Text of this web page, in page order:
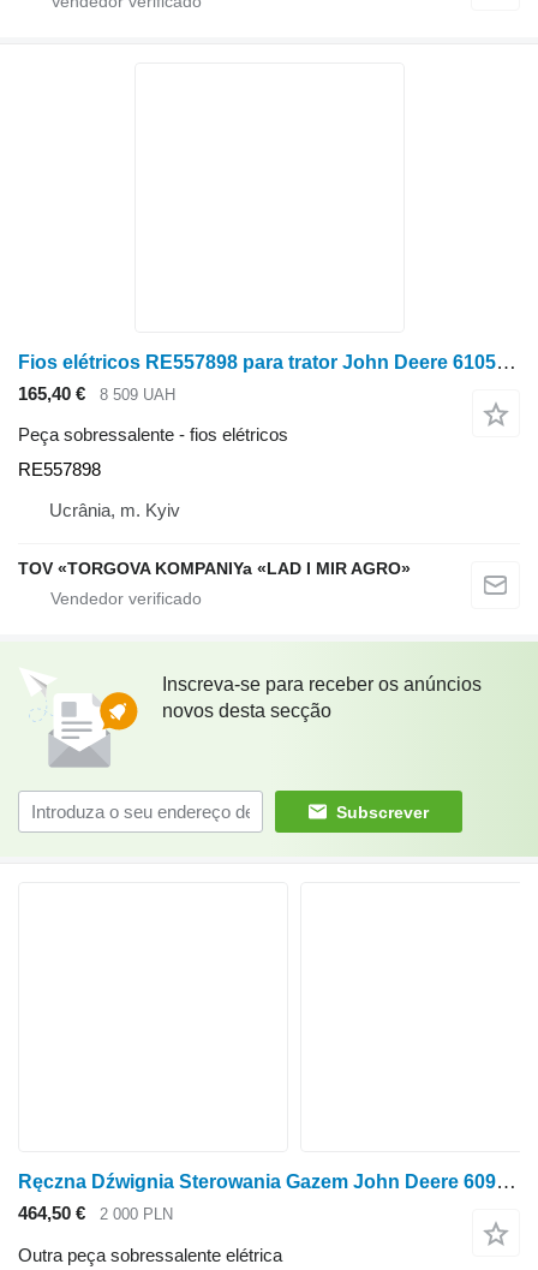
Fios elétricos RE557898 para trator John Deere 6105R, 6110R, 6115R, 6120R, 6125R, 6130R, 6110M, 6120M, 6130M, 6145M
165,40 € 8 509 UAH
Peça sobressalente - fios elétricos
RE557898
Ucrânia, m. Kyiv
TOV «TORGOVA KOMPANIYa «LAD I MIR AGRO»
Inscreva-se para receber os anúncios
novos desta secção
Subscrever
Ręczna Dźwignia Sterowania Gazem John Deere 6090M 6100M 6120M 6130M 6020 6920 6930 Alavanca de Controle Manual AL159618 para trator de rodas John Deere 6090M 6100M 6120M 6130M 6020 6920 6930
464,50 € 2 000 PLN
Outra peça sobressalente elétrica